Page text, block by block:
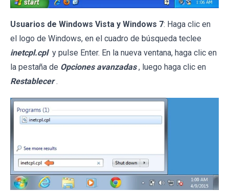
Usuarios de Windows Vista y Windows 7: Haga clic en
el logo de Windows, en el cuadro de búsqueda teclee
inetcpl.cpl y pulse Enter. En la nueva ventana, haga clic en
la pestaña de Opciones avanzadas , luego haga clic en
Restablecer .